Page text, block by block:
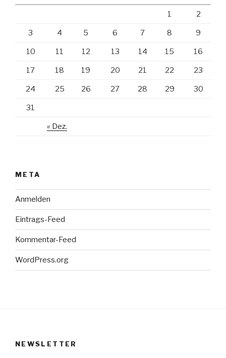
« Dez.
1 2
3 4 5 6 7 8 9
10 11 12 13 14 15 16
17 18 19 20 21 22 23
24 25 26 27 28 29 30
31
META
Anmelden
Eintrags-Feed
Kommentar-Feed
WordPress.org
NEWSLETTER